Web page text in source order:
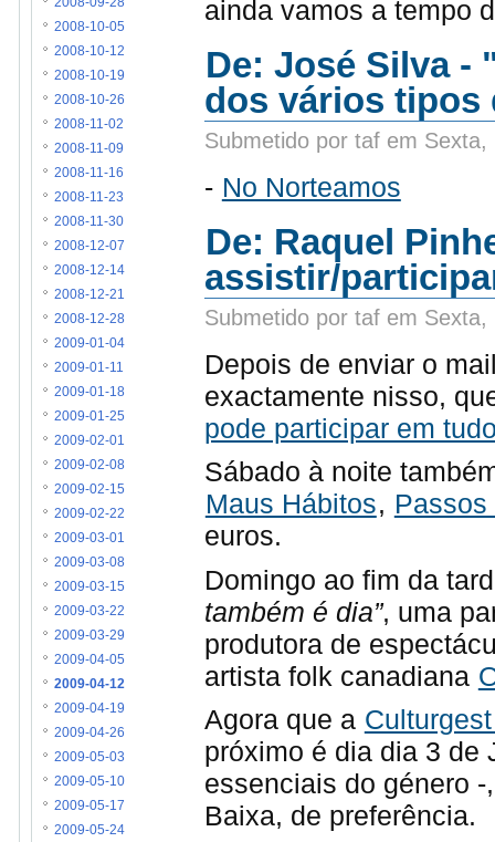
ainda vamos a tempo
De: José Silva -
dos vários tipos
Submetido por taf em
- No Norteamos
De: Raquel
assistir/
Submetido por taf em
Depois de enviar o
exactamente nisso,
pode participar em
Sábado à noite
Maus Hábitos,
euros.
Domingo ao fim da
também é dia”, uma
produtora de
artista folk canadiana
Agora que a
próximo é dia dia 3 de
essenciais do género
Baixa, de preferência.
2008-09-28
2008-10-05
2008-10-12
2008-10-19
2008-10-26
2008-11-02
2008-11-09
2008-11-16
2008-11-23
2008-11-30
2008-12-07
2008-12-14
2008-12-21
2008-12-28
2009-01-04
2009-01-11
2009-01-18
2009-01-25
2009-02-01
2009-02-08
2009-02-15
2009-02-22
2009-03-01
2009-03-08
2009-03-15
2009-03-22
2009-03-29
2009-04-05
2009-04-12
2009-04-19
2009-04-26
2009-05-03
2009-05-10
2009-05-17
2009-05-24